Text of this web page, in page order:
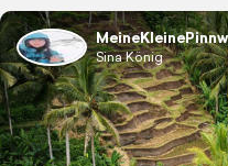
Sina König